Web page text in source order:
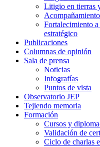
Litigio en tierras
Fortalecimiento
estratégico
Publicaciones
Columnas de opinión
Sala de prensa
Noticias
Infografías
Puntos de vista
Observatorio JEP
Tejiendo memoria
Formación
Cursos y
Validación de
Ciclo de charlas